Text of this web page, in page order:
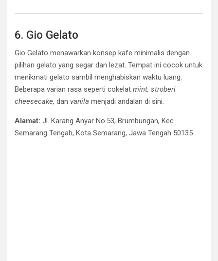
6. Gio Gelato
Gio Gelato menawarkan konsep kafe minimalis dengan
pilihan gelato yang segar dan lezat. Tempat ini cocok untuk
menikmati gelato sambil menghabiskan waktu luang.
Beberapa varian rasa seperti cokelat mint, stroberi
cheesecake, dan vanila menjadi andalan di sini.
Alamat: Jl. Karang Anyar No.53, Brumbungan, Kec.
Semarang Tengah, Kota Semarang, Jawa Tengah 50135